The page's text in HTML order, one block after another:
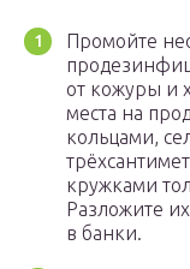
Промойте
от кожуры и
места на
кольцами,
кружками
Разложите
в банки.